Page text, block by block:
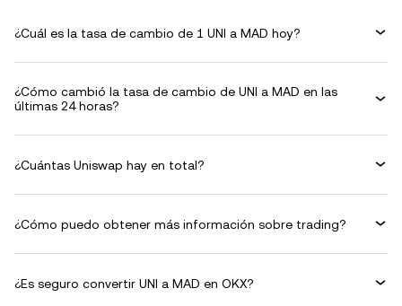
¿Cuál es la tasa de cambio de 1 UNI a MAD hoy?
¿Cómo cambió la tasa de cambio de UNI a MAD en las
últimas 24 horas?
¿Cuántas Uniswap hay en total?
¿Cómo puedo obtener más información sobre trading?
¿Es seguro convertir UNI a MAD en OKX?